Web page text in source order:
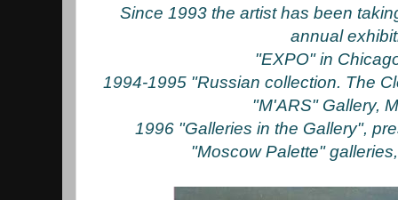
Since 1993 the artist has been
annual
"EXPO" in
1994-1995 "Russian collection. The
"M'ARS" Gallery,
1996 "Galleries in the Gallery",
"Moscow Palette"